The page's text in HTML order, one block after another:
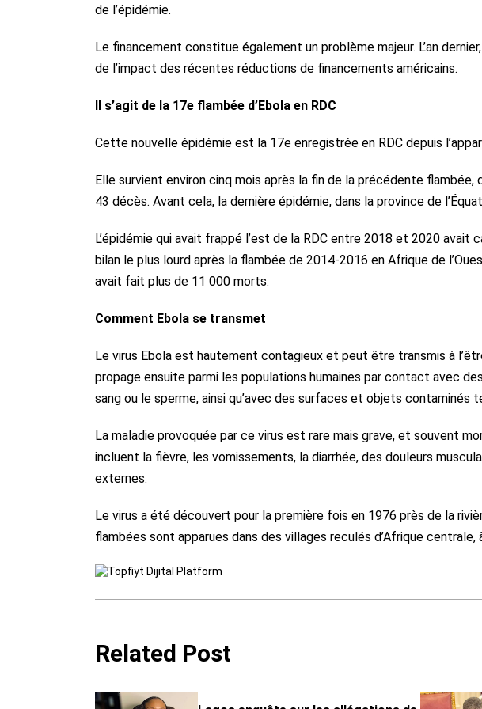
de l’épidémie.
Le financement constitue également un problème majeur. L’an
de l’impact des récentes réductions de financements américains.
Il s’agit de la 17e flambée d’Ebola en RDC
Cette nouvelle épidémie est la 17e enregistrée en RDC depuis
Elle survient environ cinq mois après la fin de la précédente
43 décès. Avant cela, la dernière épidémie, dans la province de
L’épidémie qui avait frappé l’est de la RDC entre 2018 et 2020
bilan le plus lourd après la flambée de 2014-2016 en Afrique de
avait fait plus de 11 000 morts.
Comment Ebola se transmet
Le virus Ebola est hautement contagieux et peut être transmis à
propage ensuite parmi les populations humaines par contact avec
sang ou le sperme, ainsi qu’avec des surfaces et objets contaminés
La maladie provoquée par ce virus est rare mais grave, et souvent
incluent la fièvre, les vomissements, la diarrhée, des douleurs
externes.
Le virus a été découvert pour la première fois en 1976 près de la
flambées sont apparues dans des villages reculés d’Afrique
Related Post